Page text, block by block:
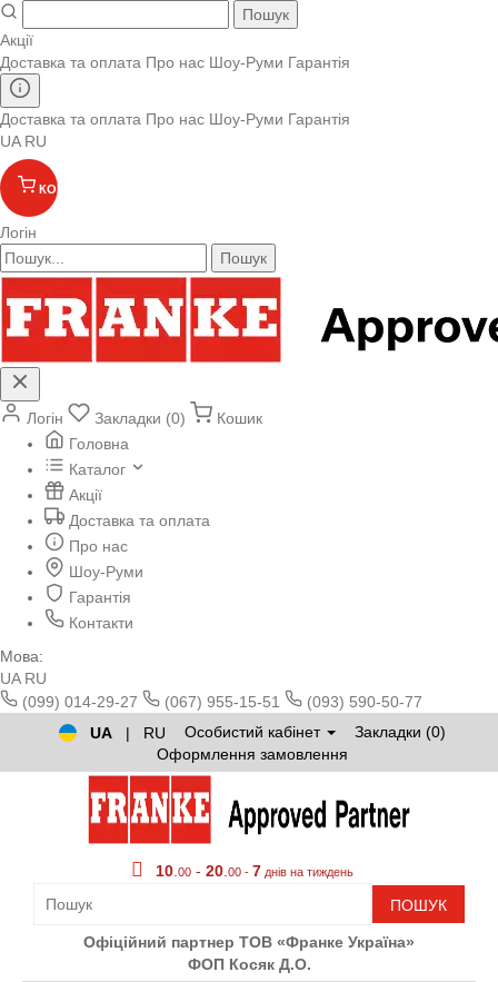
Пошук
Акції
Доставка та оплата Про нас Шоу-Руми Гарантія
Доставка та оплата Про нас Шоу-Руми Гарантія
UA RU
КОШИК
Логін
Пошук
Логін Закладки (0)
Кошик
Головна
Каталог
Акції
Доставка та оплата
Про нас
Шоу-Руми
Гарантія
Контакти
Мова:
UA RU
(099) 014-29-27
(067) 955-15-51
(093) 590-50-77
UA
| RU Особистий кабінет
Закладки (0)
Оформлення замовлення
10 00 - 20 00 - 7 днів на тиждень
ПОШУК
Офіційний партнер ТОВ «Франке Україна»
ФОП Косяк Д.О.